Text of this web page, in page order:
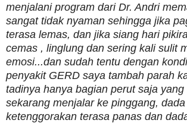
menjalani program dari Dr. Andri
sangat tidak nyaman sehingga jika
terasa lemas, dan jika siang hari
cemas , linglung dan sering kali sulit
emosi...dan sudah tentu dengan
penyakit GERD saya tambah parah
tadinya hanya bagian perut saja yang
sekarang menjalar ke pinggang,
ketenggorakan terasa panas dan